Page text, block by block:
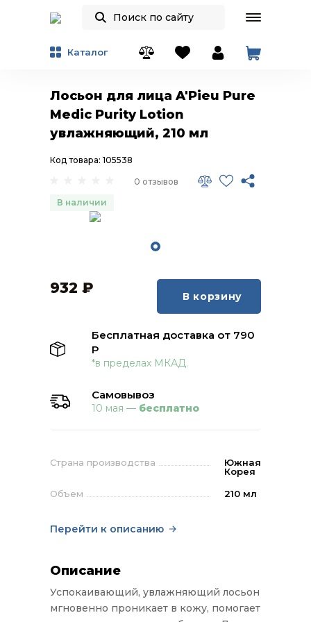
Каталог
Лосьон для лица A'Pieu Pure
Medic Purity Lotion
увлажняющий, 210 мл
0 отзывов
Код товара: 105538
В наличии
Страна производства
Южная
Корея
Объем
210 мл
Перейти к описанию
932 ₽ В корзину
Бесплатная доставка от 790
Р
*в пределах МКАД.
Самовывоз
10 мая — бесплатно
Описание
Успокаивающий, увлажняющий лосьон
мгновенно проникает в кожу, помогает